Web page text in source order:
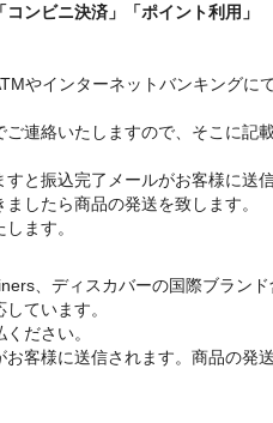
コンビニ決済」「ポイント利用」
やインターネットバンキングに
連絡いたしますので、そこに記
と振込完了メールがお客様に送
したら商品の発送を致します。
ます。
、ディスカバーの国際ブランド
ています。
ださい。
客様に送信されます。商品の発